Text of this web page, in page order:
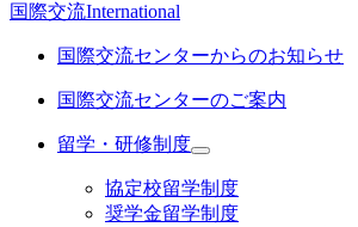
国際交流International
国際交流センターからのお知らせ
国際交流センターのご案内
留学・研修制度
協定校留学制度
奨学金留学制度